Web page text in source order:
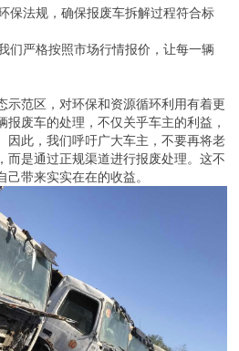
保法规，确保报废车拆解过程符合标
们严格按照市场行情报价，让每一辆
示范区，对环保和资源循环利用有着更
废车的处理，不仅关乎车主的利益，
因此，我们呼吁广大车主，不要再将老
而是通过正规渠道进行报废处理。这不
带来实实在在的收益。